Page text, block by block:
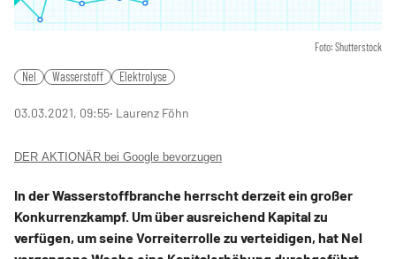
Foto: Shutterstock
Nel Wasserstoff Elektrolyse
03.03.2021, 09:55‧ Laurenz Föhn
DER AKTIONÄR bei Google bevorzugen
In der Wasserstoffbranche herrscht derzeit ein großer
Konkurrenzkampf. Um über ausreichend Kapital zu
verfügen, um seine Vorreiterrolle zu verteidigen, hat Nel